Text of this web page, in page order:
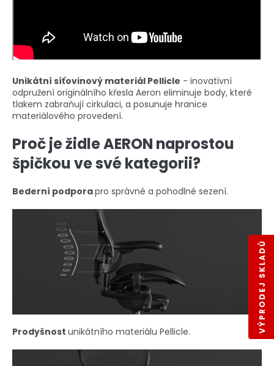
Unikátní síťovinový materiál Pellicle - inovativní
odpružení originálního křesla Aeron eliminuje body, které
tlakem zabraňují cirkulaci, a posunuje hranice
materiálového provedení.
Proč je židle AERON naprostou
špičkou ve své kategorii?
Bederní podporapro správné a pohodlné sezení.
Prodyšnost unikátního materiálu Pellicle. VÝPRODEJ SKLADŮ